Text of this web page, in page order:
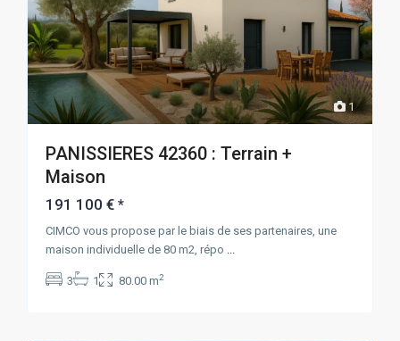
1
PANISSIERES 42360 : Terrain +
Maison
191 100 €*
CIMCO vous propose par le biais de ses partenaires, une
maison individuelle de 80 m2, répo
3 1 80.00 m2